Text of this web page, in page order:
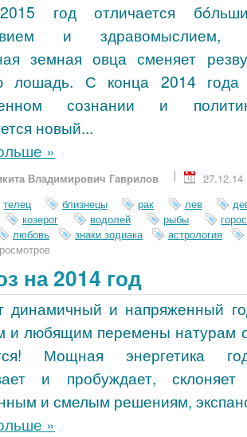
год отличается
и здравомыслием,
земная овца сменяет
лошадь. С конца 2014
сознании и
новый...
»
Владимирович Гаврилов
27.12.14
телец близнецы рак лев
козерог водолей рыбы
любовь знаки зодиака
астрология
на 2014 год
динамичный и напряженный
и любящим перемены натурам
Мощная энергетика
и пробуждает,
и смелым решениям,
»